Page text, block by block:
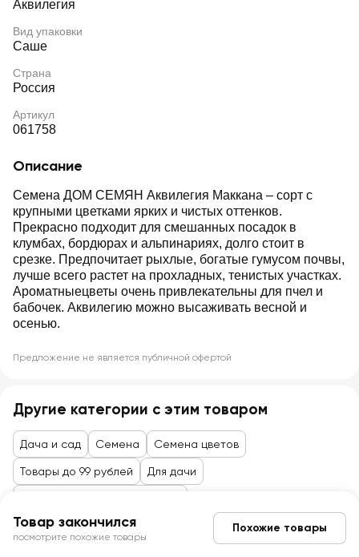
Аквилегия
Вид упаковки
Саше
Страна
Россия
Артикул
061758
Описание
Семена ДОМ СЕМЯН Аквилегия Маккана – сорт с
крупными цветками ярких и чистых оттенков.
Прекрасно подходит для смешанных посадок в
клумбах, бордюрах и альпинариях, долго стоит в
срезке. Предпочитает рыхлые, богатые гумусом почвы,
лучше всего растет на прохладных, тенистых участках.
Ароматныецветы очень привлекательны для пчел и
бабочек. Аквилегию можно высаживать весной и
осенью.
Предложение не является публичной офертой
Другие категории с этим товаром
Дача и сад Семена Семена цветов
Товары до 99 рублей Для дачи
Товар закончился
посмотрите похожие товары
Похожие товары